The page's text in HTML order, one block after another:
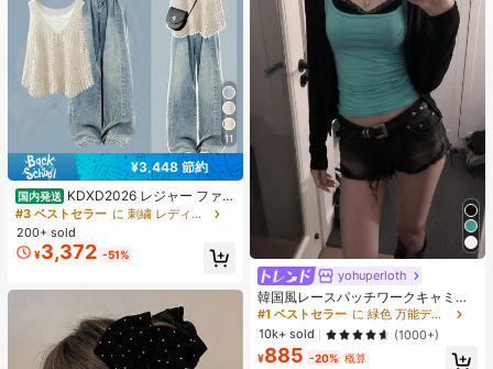
11
¥3,448 節約
国内発送 KDXD2026 レジャー ファッ
ション ロングサイズ 夏服 女性 ワイ
ルドスタイル ボア付きトップス ワイ
ルドスタイル ロングスカート 3点セ
ット UVカット 軽量 通気性 袖付き
ヒップカバー効果 通気性抜群 サイズ
豊富
#3 ベストセラー
に 刺繍 レディースコーデ
200+ sold
¥3,372 -51%
yohuperloth
韓国風レースパッチワークキャミソ
ールタンクトップ、Y2Kエステティ
ック、ストリートウェアカジュアル
サマー
#1 ベストセラー
売り切れ間近！
#1 ベストセラー
に 緑色 万能デイリートップス
売り切れ間近！
#1 ベストセラー
に 緑色 万能デイリートップス
売り切れ間近！
#1 ベストセラー
10k+ sold (1000+)
¥885 -20% 概算